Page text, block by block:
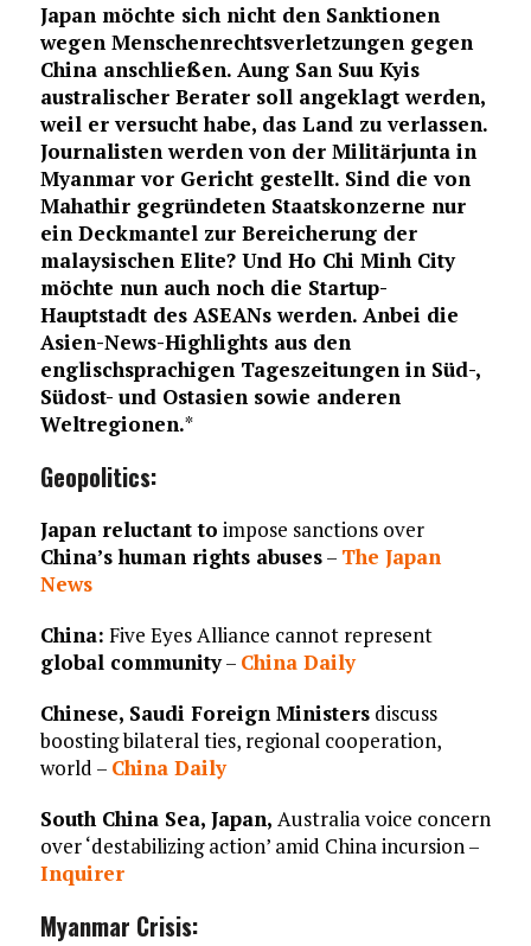
Japan möchte sich nicht den Sanktionen
wegen Menschenrechtsverletzungen gegen
China anschließen. Aung San Suu Kyis
australischer Berater soll angeklagt werden,
weil er versucht habe, das Land zu verlassen.
Journalisten werden von der Militärjunta in
Myanmar vor Gericht gestellt. Sind die von
Mahathir gegründeten Staatskonzerne nur
ein Deckmantel zur Bereicherung der
malaysischen Elite? Und Ho Chi Minh City
möchte nun auch noch die Startup-
Hauptstadt des ASEANs werden. Anbei die
Asien-News-Highlights aus den
englischsprachigen Tageszeitungen in Süd-,
Südost- und Ostasien sowie anderen
Weltregionen.*
Geopolitics:
Japan reluctant to impose sanctions over
China’s human rights abuses– The Japan
News
China: Five Eyes Alliance cannot represent
global community– China Daily
Chinese, Saudi Foreign Ministersdiscuss
boosting bilateral ties, regional cooperation,
world – China Daily
South China Sea, Japan, Australia voice concern
over ‘destabilizing action’ amid China incursion –
Inquirer
Myanmar Crisis: